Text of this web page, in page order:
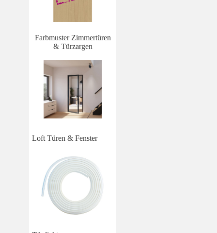
Farbmuster Zimmertüren
& Türzargen
Loft Türen & Fenster